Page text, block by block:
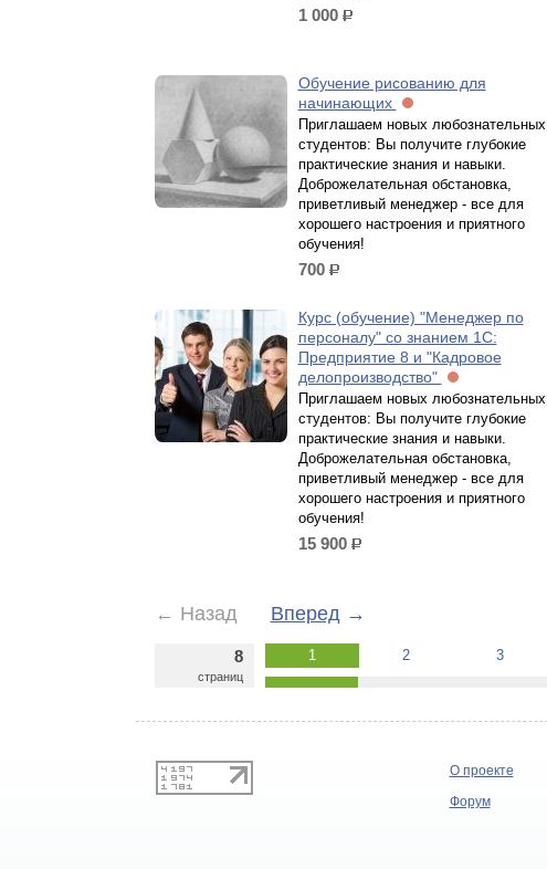
1 000 р.
Обучение рисованию для
начинающих
Приглашаем новых любознательных
студентов: Вы получите глубокие
практические знания и навыки.
Доброжелательная обстановка,
приветливый менеджер - все для
хорошего настроения и приятного
обучения!
700 р.
Курс (обучение) "Менеджер по
персоналу" со знанием 1С:
Предприятие 8 и "Кадровое
делопроизводство"
Приглашаем новых любознательных
студентов: Вы получите глубокие
практические знания и навыки.
Доброжелательная обстановка,
приветливый менеджер - все для
хорошего настроения и приятного
обучения!
15 900 р.
← Назад Вперед→
8
страниц
1 2 3
О проекте
Форум